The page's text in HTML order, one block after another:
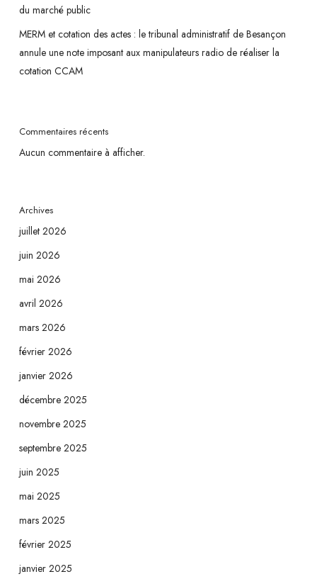
du marché public
MERM et cotation des actes : le tribunal administratif de Besançon
annule une note imposant aux manipulateurs radio de réaliser la
cotation CCAM
Commentaires récents
Aucun commentaire à afficher.
Archives
juillet 2026
juin 2026
mai 2026
avril 2026
mars 2026
février 2026
janvier 2026
décembre 2025
novembre 2025
septembre 2025
juin 2025
mai 2025
mars 2025
février 2025
janvier 2025